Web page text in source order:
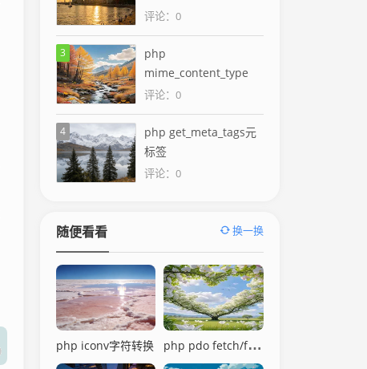
评论：0
3
php
mime_content_type
评论：0
4
php get_meta_tags元
标签
评论：0
随便看看 换一换
php iconv字符转换 php pdo fetch/fetchAll